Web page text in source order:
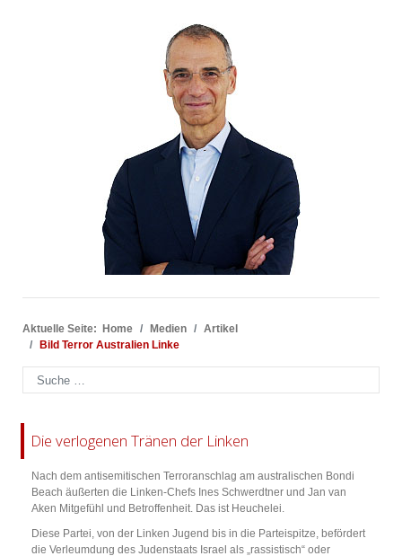
Aktuelle Seite: Home Medien
Artikel
Bild Terror Australien Linke
Suchen
Die verlogenen Tränen der Linken
Nach dem antisemitischen Terroranschlag am australischen Bondi
Beach äußerten die Linken-Chefs Ines Schwerdtner und Jan van
Aken Mitgefühl und Betroffenheit. Das ist Heuchelei.
Diese Partei, von der Linken Jugend bis in die Parteispitze, befördert
die Verleumdung des Judenstaats Israel als „rassistisch“ oder